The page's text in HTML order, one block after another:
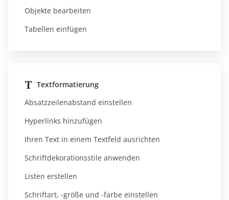
Objekte bearbeiten
Tabellen einfügen
Textformatierung
Absatzzeilenabstand einstellen
Hyperlinks hinzufügen
Ihren Text in einem Textfeld ausrichten
Schriftdekorationsstile anwenden
Listen erstellen
Schriftart, -größe und -farbe einstellen